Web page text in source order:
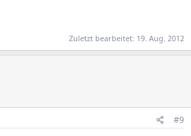
Zuletzt bearbeitet: 19. Aug. 2012
#9